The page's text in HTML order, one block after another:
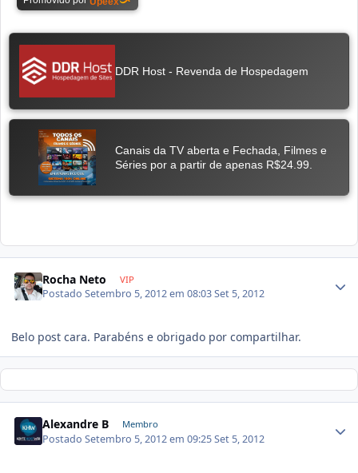
Rocha Neto VIP
PostadoSetembro 5, 2012 em 08:03Set 5, 2012
Belo post cara. Parabéns e obrigado por compartilhar.
Alexandre B Membro
PostadoSetembro 5, 2012 em 09:25Set 5, 2012